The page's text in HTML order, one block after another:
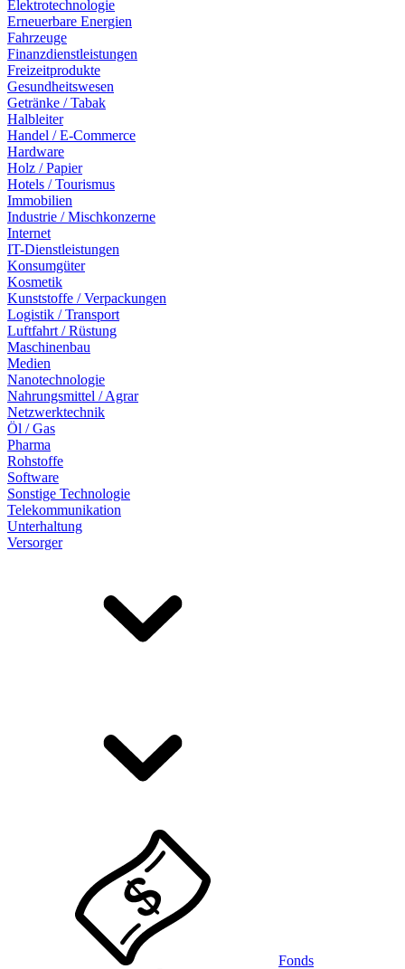
Elektrotechnologie
Erneuerbare Energien
Fahrzeuge
Finanzdienstleistungen
Freizeitprodukte
Gesundheitswesen
Getränke / Tabak
Halbleiter
Handel / E-Commerce
Hardware
Holz / Papier
Hotels / Tourismus
Immobilien
Industrie / Mischkonzerne
Internet
IT-Dienstleistungen
Konsumgüter
Kosmetik
Kunststoffe / Verpackungen
Logistik / Transport
Luftfahrt / Rüstung
Maschinenbau
Medien
Nanotechnologie
Nahrungsmittel / Agrar
Netzwerktechnik
Öl / Gas
Pharma
Rohstoffe
Software
Sonstige Technologie
Telekommunikation
Unterhaltung
Versorger
Fonds